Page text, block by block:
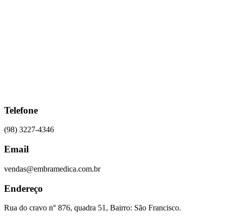
Telefone
(98) 3227-4346
Email
vendas@embramedica.com.br
Endereço
Rua do cravo n° 876, quadra 51, Bairro: São Francisco.